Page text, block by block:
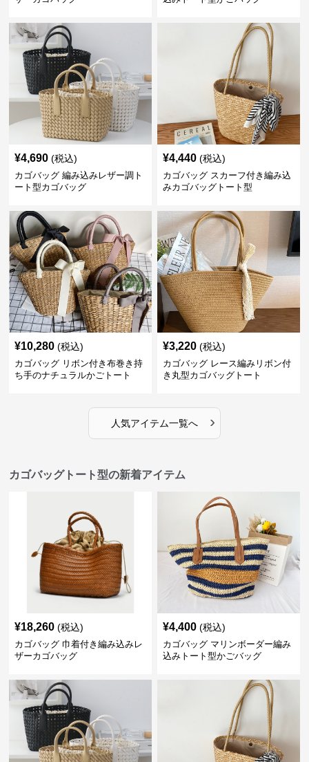
¥4,690 (税込)
カゴバッグ 編み込みレザー調ト
ート型カゴバッグ
¥4,440 (税込)
カゴバッグ スカーフ付き編み込
みカゴバッグトート型
¥10,280 (税込)
カゴバッグ リボン付き布巻き持
ち手のナチュラルかごトート
¥3,220 (税込)
カゴバッグ レース編みリボン付
き丸型カゴバッグトート
人気アイテム一覧へ ›
カゴバッグトート型の新着アイテム
¥18,260 (税込)
カゴバッグ 巾着付き編み込みレ
ザーカゴバッグ
¥4,400 (税込)
カゴバッグ マリンボーダー編み
込みトート型かごバッグ